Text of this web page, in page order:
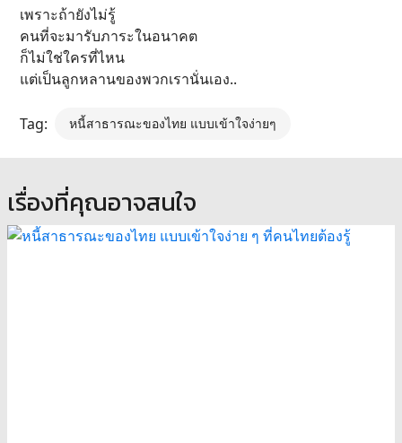
เพราะถ้ายังไม่รู้
คนที่จะมารับภาระในอนาคต
ก็ไม่ใช่ใครที่ไหน
แต่เป็นลูกหลานของพวกเรานั่นเอง..
Tag: หนี้สาธารณะของไทย แบบเข้าใจง่ายๆ
เรื่องที่คุณอาจสนใจ